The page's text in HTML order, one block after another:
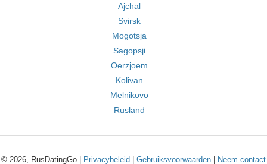
Ajchal
Svirsk
Mogotsja
Sagopsji
Oerzjoem
Kolivan
Melnikovo
Rusland
© 2026, RusDatingGo | Privacybeleid Gebruiksvoorwaarden Neem contact